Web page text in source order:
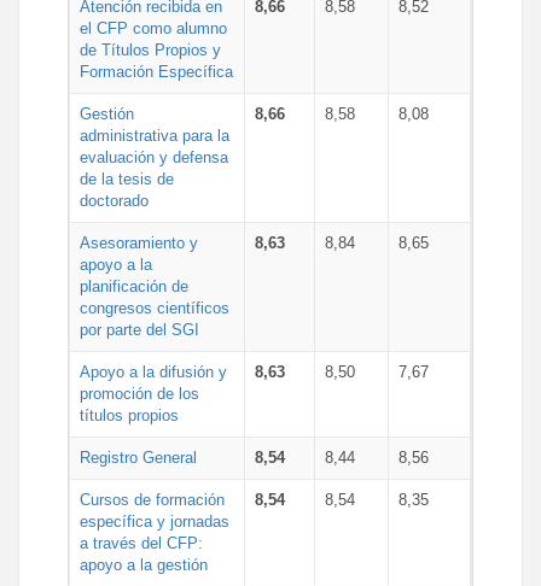
Atención recibida en
el CFP como alumno
de Títulos Propios y
Formación Específica
8,66 8,58 8,52
Gestión
administrativa para la
evaluación y defensa
de la tesis de
doctorado
8,66 8,58 8,08
Asesoramiento y
apoyo a la
planificación de
congresos científicos
por parte del SGI
8,63 8,84 8,65
Apoyo a la difusión y
promoción de los
títulos propios
8,63 8,50 7,67
Registro General 8,54 8,44 8,56
Cursos de formación
específica y jornadas
a través del CFP:
apoyo a la gestión
8,54 8,54 8,35